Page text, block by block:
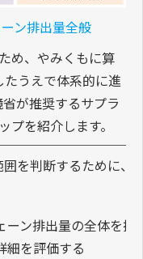
ン排出量全般
め、やみくもに算
うえで体系的に進
が推奨するサプラ
を紹介します。
を判断するために、
ーン排出量の全体を把
細を評価する